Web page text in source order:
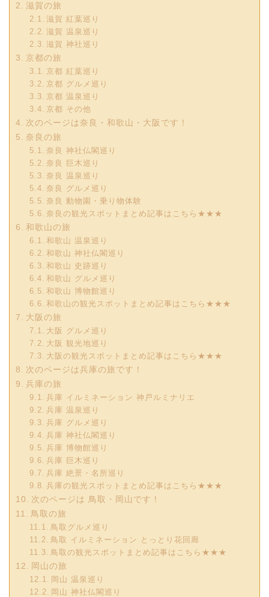
滋賀の旅
滋賀 紅葉巡り
滋賀 温泉巡り
滋賀 神社巡り
京都の旅
京都 紅葉巡り
京都 グルメ巡り
京都 温泉巡り
京都 その他
次のページは奈良・和歌山・大阪です！
奈良の旅
奈良 神社仏閣巡り
奈良 巨木巡り
奈良 温泉巡り
奈良 グルメ巡り
奈良 動物園・乗り物体験
奈良の観光スポットまとめ記事はこちら★★★
和歌山の旅
和歌山 温泉巡り
和歌山 神社仏閣巡り
和歌山 史跡巡り
和歌山 グルメ巡り
和歌山 博物館巡り
和歌山の観光スポットまとめ記事はこちら★★★
大阪の旅
大阪 グルメ巡り
大阪 観光地巡り
大阪の観光スポットまとめ記事はこちら★★★
次のページは兵庫の旅です！
兵庫の旅
兵庫 イルミネーション 神戸ルミナリエ
兵庫 温泉巡り
兵庫 グルメ巡り
兵庫 神社仏閣巡り
兵庫 博物館巡り
兵庫 巨木巡り
兵庫 絶景・名所巡り
兵庫の観光スポットまとめ記事はこちら★★★
次のページは 鳥取・岡山です！
鳥取の旅
鳥取グルメ巡り
鳥取 イルミネーション とっとり花回廊
鳥取の観光スポットまとめ記事はこちら★★★
岡山の旅
岡山 温泉巡り
岡山 神社仏閣巡り